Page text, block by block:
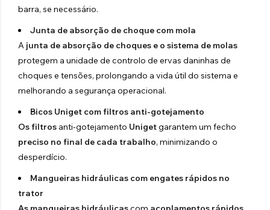
barra, se necessário.
Junta de absorção de choque com mola
A junta de absorção de choques e o sistema de molas
protegem a unidade de controlo de ervas daninhas de
choques e tensões, prolongando a vida útil do sistema e
melhorando a segurança operacional.
Bicos Uniget com filtros anti-gotejamento
Os filtros anti-gotejamento Unigetgarantem um fecho
preciso no final de cada trabalho, minimizando o
desperdício.
Mangueiras hidráulicas com engates rápidos no
trator